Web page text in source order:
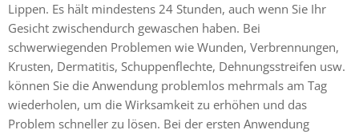
Lippen. Es hält mindestens 24 Stunden, auch wenn Sie Ihr
Gesicht zwischendurch gewaschen haben. Bei
schwerwiegenden Problemen wie Wunden, Verbrennungen,
Krusten, Dermatitis, Schuppenflechte, Dehnungsstreifen usw.
können Sie die Anwendung problemlos mehrmals am Tag
wiederholen, um die Wirksamkeit zu erhöhen und das
Problem schneller zu lösen. Bei der ersten Anwendung